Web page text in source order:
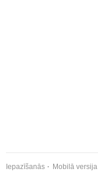
Iepazīšanās Mobilā versija